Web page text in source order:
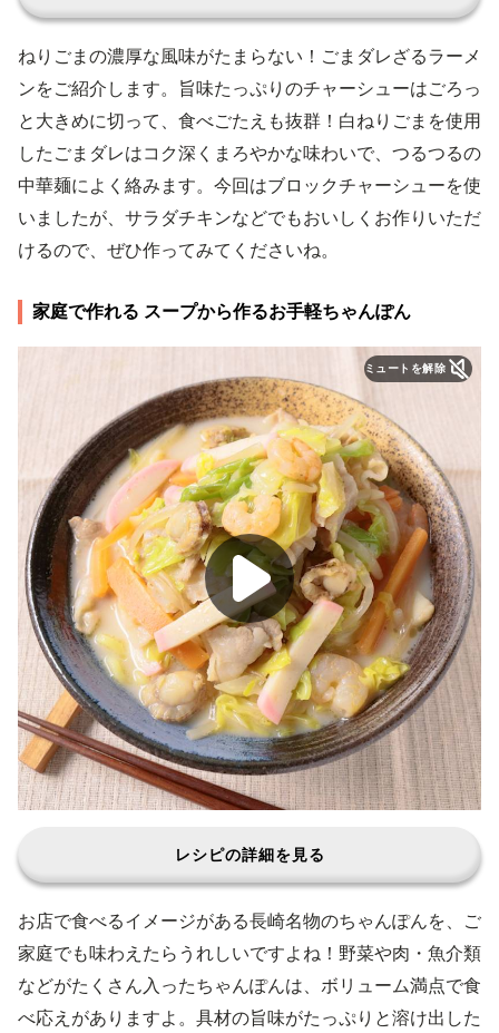
ねりごまの濃厚な風味がたまらない！ごまダレざるラーメ
ンをご紹介します。旨味たっぷりのチャーシューはごろっ
と大きめに切って、食べごたえも抜群！白ねりごまを使用
したごまダレはコク深くまろやかな味わいで、つるつるの
中華麺によく絡みます。今回はブロックチャーシューを使
いましたが、サラダチキンなどでもおいしくお作りいただ
けるので、ぜひ作ってみてくださいね。
家庭で作れる スープから作るお手軽ちゃんぽん
ミュートを解除
レシピの詳細を見る
お店で食べるイメージがある長崎名物のちゃんぽんを、ご
家庭でも味わえたらうれしいですよね！野菜や肉・魚介類
などがたくさん入ったちゃんぽんは、ボリューム満点で食
べ応えがありますよ。具材の旨味がたっぷりと溶け出した